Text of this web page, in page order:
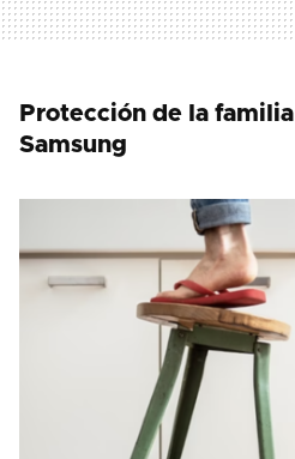
Protección de la
Samsung